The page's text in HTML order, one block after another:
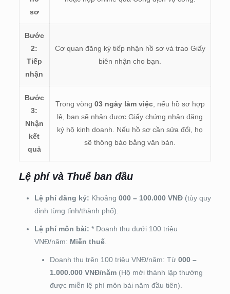
sơ
Bước
2:
Tiếp
nhận
Cơ quan đăng ký tiếp nhận hồ sơ và trao Giấy
biên nhận cho bạn.
Bước
3:
Nhận
kết
quả
Trong vòng 03 ngày làm việc, nếu hồ sơ hợp
lệ, bạn sẽ nhận được Giấy chứng nhận đăng
ký hộ kinh doanh. Nếu hồ sơ cần sửa đổi, họ
sẽ thông báo bằng văn bản.
Lệ phí và Thuế ban đầu
Lệ phí đăng ký: Khoảng 000 – 100.000 VNĐ(tùy quy
định từng tỉnh/thành phố).
Lệ phí môn bài: * Doanh thu dưới 100 triệu
VNĐ/năm: Miễn thuế.
Doanh thu trên 100 triệu VNĐ/năm: Từ 000 –
1.000.000 VNĐ/năm(Hộ mới thành lập thường
được miễn lệ phí môn bài năm đầu tiên).